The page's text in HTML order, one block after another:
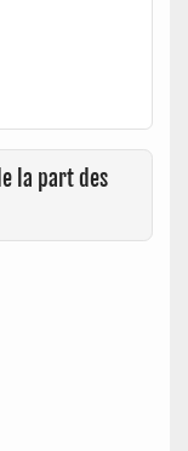
la part des